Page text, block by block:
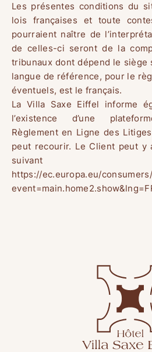
Les présentes conditions du
lois françaises et toute
pourraient naître de
de celles-ci seront de la
tribunaux dont dépend le siège
langue de référence, pour le
éventuels, est le français.
La Villa Saxe Eiffel informe
l’existence d’une
Règlement en Ligne des
peut recourir. Le Client peut y
https://ec.europa.eu/